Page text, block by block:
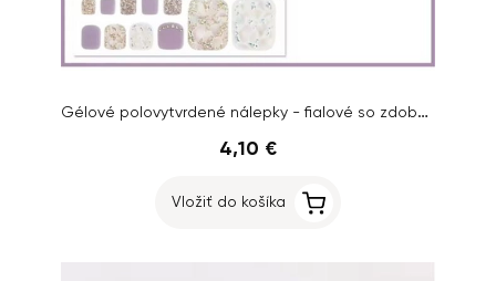
Gélové polovytvrdené nálepky - fialové so zdobením
4,10 €
Vložiť do košíka